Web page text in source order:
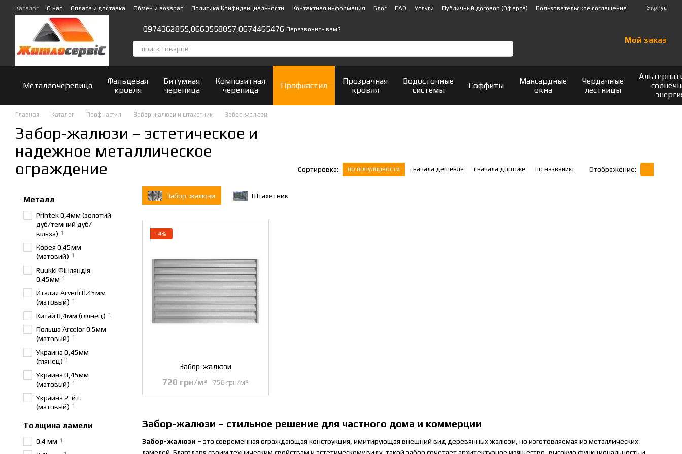
Перейти к основному контенту
Каталог О нас Оплата и доставка Обмен и возврат Политика Конфиденциальности Контактная информация Блог FAQ Услуги Публичный договор (Оферта)
Пользовательское соглашение
Отзывы о магазине
УкрРус
0974362855,0663558057,0674465476 Перезвонить вам?
Мой заказ
Металлочерепица
Фальцевая
кровля
Битумная
черепица
Композитная
черепица
Профнастил
Прозрачная
кровля
Водосточные
системы
Соффиты
Мансардные
окна
Чердачные
лестницы
Главная Каталог Профнастил Забор-жалюзи и штакетник Забор-жалюзи
Забор-жалюзи – эстетическое и
надежное металлическое
ограждение
Сортировка: по популярности сначала дешевле сначала дороже по названию Отображение:
Забор-жалюзи Штахетник
Забор-жалюзи – стильное решение для частного дома и коммерции
Забор-жалюзи – это современная ограждающая конструкция, имитирующая внешний вид деревянных жалюзи, но изготовляемая из металлических
−4%
Забор-жалюзи
750 грн/м²
720 грн/м²
Металл
Printek 0,4мм (золотий
дуб/темний дуб/
вільха) 1
Корея 0.45мм
(матовий) 1
Ruukki Фінляндія
0.45мм 1
Италия Arvedi 0.45мм
(матовый) 1
Китай 0,4мм (глянец) 1
Польша Arcelor 0.5мм
(матовый) 1
Украина 0,45мм
(глянец) 1
Украина 0,45мм
(матовый) 1
Украина 2-й с.
(матовый) 1
Толщина ламели
0.4 мм 1